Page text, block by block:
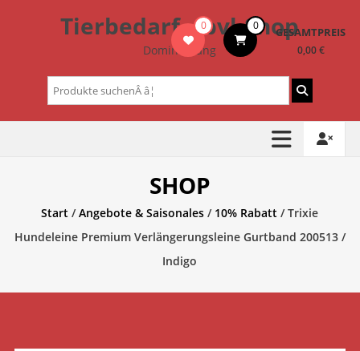
Tierbedarf – bvl-Shop
Dominik Lang
0 0 GESAMTPREIS
0,00 €
Suchen
nach:
SHOP
Start /Angebote & Saisonales / 10% Rabatt / Trixie
Hundeleine Premium Verlängerungsleine Gurtband 200513 /
Indigo